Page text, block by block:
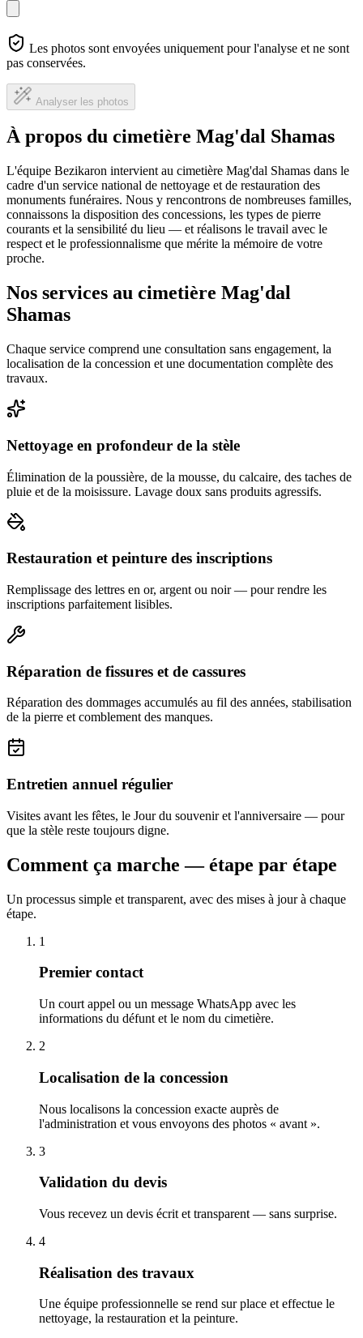
Les photos sont envoyées uniquement pour l'analyse et ne sont
pas conservées.
Analyser les photos
À propos du cimetière Mag'dal Shamas
L'équipe Bezikaron intervient au cimetière Mag'dal Shamas dans le
cadre d'un service national de nettoyage et de restauration des
monuments funéraires. Nous y rencontrons de nombreuses familles,
connaissons la disposition des concessions, les types de pierre
courants et la sensibilité du lieu — et réalisons le travail avec le
respect et le professionnalisme que mérite la mémoire de votre
proche.
Nos services au cimetière Mag'dal
Shamas
Chaque service comprend une consultation sans engagement, la
localisation de la concession et une documentation complète des
travaux.
Nettoyage en profondeur de la stèle
Élimination de la poussière, de la mousse, du calcaire, des taches de
pluie et de la moisissure. Lavage doux sans produits agressifs.
Restauration et peinture des inscriptions
Remplissage des lettres en or, argent ou noir — pour rendre les
inscriptions parfaitement lisibles.
Réparation de fissures et de cassures
Réparation des dommages accumulés au fil des années, stabilisation
de la pierre et comblement des manques.
Entretien annuel régulier
Visites avant les fêtes, le Jour du souvenir et l'anniversaire — pour
que la stèle reste toujours digne.
Comment ça marche — étape par étape
Un processus simple et transparent, avec des mises à jour à chaque
étape.
1
Premier contact
Un court appel ou un message WhatsApp avec les
informations du défunt et le nom du cimetière.
2
Localisation de la concession
Nous localisons la concession exacte auprès de
l'administration et vous envoyons des photos « avant ».
3
Validation du devis
Vous recevez un devis écrit et transparent — sans surprise.
4
Réalisation des travaux
Une équipe professionnelle se rend sur place et effectue le
nettoyage, la restauration et la peinture.